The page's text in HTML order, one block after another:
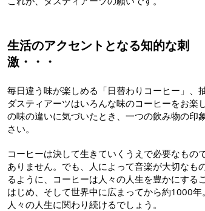
生活のアクセントとなる知的な刺
激・・・
毎日違う味が楽しめる「日替わりコーヒー」、
ダスティアーツはいろんな味のコーヒーをお
の味の違いに気づいたとき、一つの飲み物の印
さい。
コーヒーは決して生きていくうえで必要なも
ありません。でも、人によって音楽が大切なも
るように、コーヒーは人々の人生を豊かにす
はじめ、そして世界中に広まってから約1000
人々の人生に関わり続けるでしょう。